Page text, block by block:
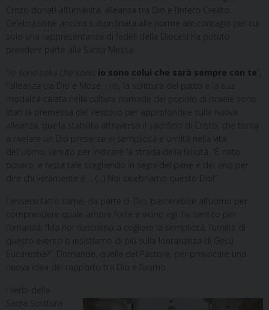
Cristo donati all’umanità, alleanza tra Dio e l’intero Creato.
Celebrazione ancora subordinata alle norme anticontagio per cui
solo una rappresentanza di fedeli della Diocesi ha potuto
prendere parte alla Santa Messa.
io sono colui che sarà sempre con te
l’alleanza tra Dio e Mosè, i riti, la scrittura del patto e la sua
modalità calata nella cultura nomade del popolo di Israele sono
stati la premessa del Vescovo per approfondire sulla nuova
alleanza, quella stabilita attraverso il sacrificio di Cristo, che torna
a rivelare un Dio presente in semplicità e umiltà nella vita
dell’uomo, venuto per indicare la strada della felicità. “È nato
povero, e resta tale scegliendo in segni del pane e del vino per
dire chi veramente è…. (…) Noi celebriamo questo Dio!”
L’essersi fatto carne, da parte di Dio, basterebbe all’uomo per
comprendere quale amore forte e vicino egli ha sentito per
l’umanità: “Ma noi riusciamo a cogliere la semplicità, l’umiltà di
questo evento o insistiamo di più sulla lontananza di Gesù
Eucarestia?”. Domande, quelle del Pastore, per provocare una
nuova idea del rapporto tra Dio e l’uomo.
I verbi della
Sacra Scrittura